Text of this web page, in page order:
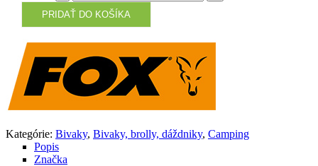
PRIDAŤ DO KOŠÍKA
Kategórie: Bivaky, Bivaky, brolly, dáždniky, Camping
Popis
Značka